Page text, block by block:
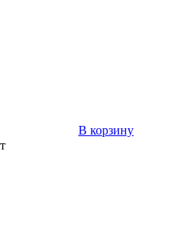
В корзину